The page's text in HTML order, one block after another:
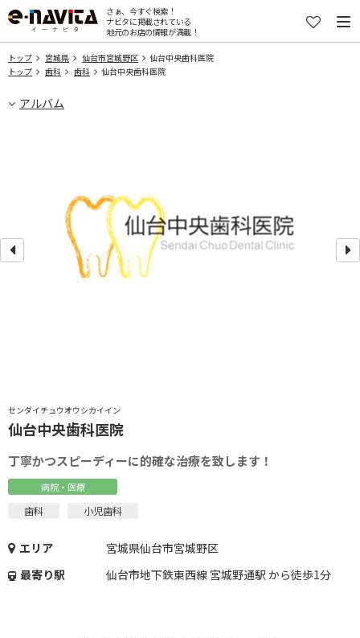
さぁ、今すぐ検索！
ナビタに掲載されている
地元のお店の情報が満載！
トップ 宮城県 仙台市宮城野区
仙台中央歯科医院
トップ
歯科 歯科 仙台中央歯科医院
アルバム
センダイチュウオウシカイイン
仙台中央歯科医院
丁寧かつスピーディーに的確な治療を致します！
病院・医療
歯科 小児歯科
エリア
宮城県仙台市宮城野区
最寄り駅
仙台市地下鉄東西線 宮城野通駅 から徒歩1分